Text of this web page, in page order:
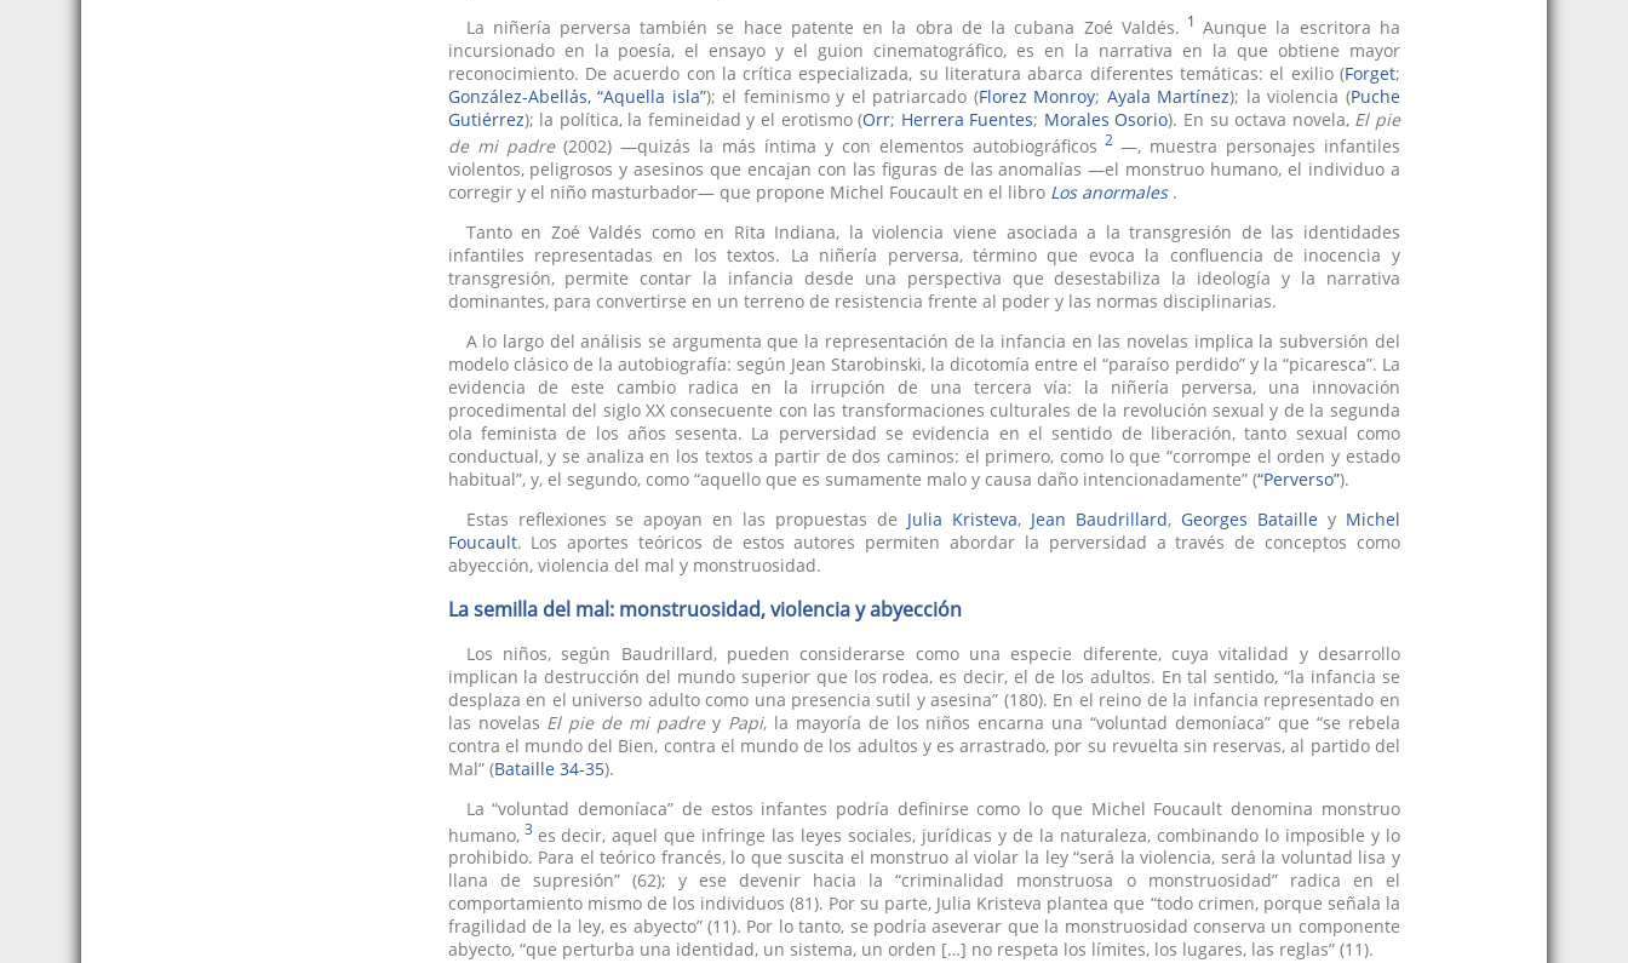
La niñería perversa también se hace patente en la obra de la cubana Zoé Valdés. 1 Aunque la escritora ha
incursionado en la poesía, el ensayo y el guion cinematográfico, es en la narrativa en la que obtiene mayor
reconocimiento. De acuerdo con la crítica especializada, su literatura abarca diferentes temáticas: el exilio (Forget;
González-Abellás, “Aquella isla”); el feminismo y el patriarcado (Florez Monroy; Ayala Martínez); la violencia (Puche
Gutiérrez); la política, la femineidad y el erotismo (Orr; Herrera Fuentes; Morales Osorio). En su octava novela, El pie
de mi padre(2002) —quizás la más íntima y con elementos autobiográficos 2 —, muestra personajes infantiles
violentos, peligrosos y asesinos que encajan con las figuras de las anomalías —el monstruo humano, el individuo a
corregir y el niño masturbador— que propone Michel Foucault en el libro Los anormales .
Tanto en Zoé Valdés como en Rita Indiana, la violencia viene asociada a la transgresión de las identidades
infantiles representadas en los textos. La niñería perversa, término que evoca la confluencia de inocencia y
transgresión, permite contar la infancia desde una perspectiva que desestabiliza la ideología y la narrativa
dominantes, para convertirse en un terreno de resistencia frente al poder y las normas disciplinarias.
A lo largo del análisis se argumenta que la representación de la infancia en las novelas implica la subversión del
modelo clásico de la autobiografía: según Jean Starobinski, la dicotomía entre el “paraíso perdido” y la “picaresca”. La
evidencia de este cambio radica en la irrupción de una tercera vía: la niñería perversa, una innovación
procedimental del siglo XX consecuente con las transformaciones culturales de la revolución sexual y de la segunda
ola feminista de los años sesenta. La perversidad se evidencia en el sentido de liberación, tanto sexual como
conductual, y se analiza en los textos a partir de dos caminos: el primero, como lo que “corrompe el orden y estado
habitual”, y, el segundo, como “aquello que es sumamente malo y causa daño intencionadamente” (“Perverso”).
Estas reflexiones se apoyan en las propuestas de Julia Kristeva, Jean Baudrillard,Georges Batailley Michel
Foucault. Los aportes teóricos de estos autores permiten abordar la perversidad a través de conceptos como
abyección, violencia del mal y monstruosidad.
La semilla del mal: monstruosidad, violencia y abyección
Los niños, según Baudrillard, pueden considerarse como una especie diferente, cuya vitalidad y desarrollo
implican la destrucción del mundo superior que los rodea, es decir, el de los adultos. En tal sentido, “la infancia se
desplaza en el universo adulto como una presencia sutil y asesina” (180). En el reino de la infancia representado en
las novelas El pie de mi padrey Papi, la mayoría de los niños encarna una “voluntad demoníaca” que “se rebela
contra el mundo del Bien, contra el mundo de los adultos y es arrastrado, por su revuelta sin reservas, al partido del
Mal” (Bataille 34-35).
La “voluntad demoníaca” de estos infantes podría definirse como lo que Michel Foucault denomina monstruo
humano, 3 es decir, aquel que infringe las leyes sociales, jurídicas y de la naturaleza, combinando lo imposible y lo
prohibido. Para el teórico francés, lo que suscita el monstruo al violar la ley “será la violencia, será la voluntad lisa y
llana de supresión” (62); y ese devenir hacia la “criminalidad monstruosa o monstruosidad” radica en el
comportamiento mismo de los individuos (81). Por su parte, Julia Kristeva plantea que “todo crimen, porque señala la
fragilidad de la ley, es abyecto” (11). Por lo tanto, se podría aseverar que la monstruosidad conserva un componente
abyecto, “que perturba una identidad, un sistema, un orden […] no respeta los límites, los lugares, las reglas” (11).